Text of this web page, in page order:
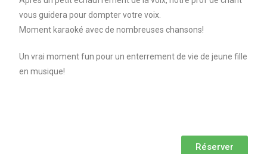
vous guidera pour dompter votre voix.
Moment karaoké avec de nombreuses chansons!
Un vrai moment fun pour un enterrement de vie de jeune fille
en musique!
Réserver